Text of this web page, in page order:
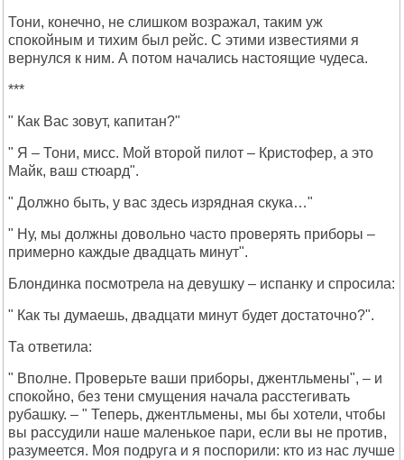
Тони, конечно, не слишком возражал, таким уж
спокойным и тихим был рейс. С этими известиями я
вернулся к ним. А потом начались настоящие чудеса.
***
" Как Вас зовут, капитан?"
" Я – Тони, мисс. Мой второй пилот – Кристофер, а это
Майк, ваш стюард".
" Должно быть, у вас здесь изрядная скука…"
" Ну, мы должны довольно часто проверять приборы –
примерно каждые двадцать минут".
Блондинка посмотрела на девушку – испанку и спросила:
" Как ты думаешь, двадцати минут будет достаточно?".
Та ответила:
" Вполне. Проверьте ваши приборы, джентльмены", – и
спокойно, без тени смущения начала расстегивать
рубашку. – " Теперь, джентльмены, мы бы хотели, чтобы
вы рассудили наше маленькое пари, если вы не против,
разумеется. Моя подруга и я поспорили: кто из нас лучше